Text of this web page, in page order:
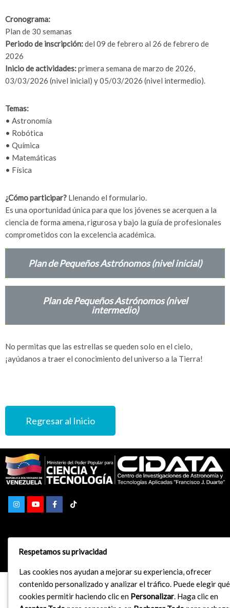
Cronograma:
Plan de 30 semanas
Periodo de inscripción:del 09 de febrero al 26 de febrero de
2026
Inicio de actividades:primera semana de marzo de 2026,
03/03/2026 (nivel inicial) y 05/03/2026 (nivel intermedio).
Temas:
• Astronomía
• Robótica
• Química
• Matemáticas
• Física
¿Cómo participar? Llenando el formulario.
Es una oportunidad única para que los jóvenes se acerquen a la
ciencia de forma amena, rigurosa y bajo la guía de profesionales
comprometidos con la excelencia académica.
Plan de Pequeños Astrónomos (nivel inicial)
Plan de Pequeños Astrónomos (nivel
intermedio)
No permitas que las estrellas se queden solo en el cielo,
¡ayúdanos a traer el conocimiento del universo a la Tierra!
Regresar al Inicio
© 2026 CIDATA
Respetamos su privacidad
Las cookies nos ayudan a mejorar su experiencia, ofrecer
contenido personalizado y analizar el tráfico. Puede elegir qué
cookies permitir haciendo clic en Personalizar. Haga clic en